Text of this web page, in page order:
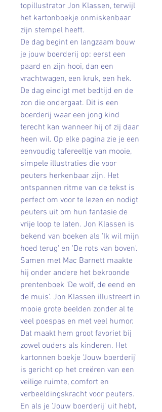
topillustrator Jon Klassen, terwijl
het kartonboekje onmiskenbaar
zijn stempel heeft.
De dag begint en langzaam bouw
je jouw boerderij op: eerst een
paard en zijn hooi, dan een
vrachtwagen, een kruk, een hek.
De dag eindigt met bedtijd en de
zon die ondergaat. Dit is een
boerderij waar een jong kind
terecht kan wanneer hij of zij daar
heen wil. Op elke pagina zie je een
eenvoudig tafereeltje van mooie,
simpele illustraties die voor
peuters herkenbaar zijn. Het
ontspannen ritme van de tekst is
perfect om voor te lezen en nodigt
peuters uit om hun fantasie de
vrije loop te laten. Jon Klassen is
bekend van boeken als 'Ik wil mijn
hoed terug' en 'De rots van boven'.
Samen met Mac Barnett maakte
hij onder andere het bekroonde
prentenboek 'De wolf, de eend en
de muis'. Jon Klassen illustreert in
mooie grote beelden zonder al te
veel poespas en met veel humor.
Dat maakt hem groot favoriet bij
zowel ouders als kinderen. Het
kartonnen boekje 'Jouw boerderij'
is gericht op het creëren van een
veilige ruimte, comfort en
verbeeldingskracht voor peuters.
En als je 'Jouw boerderij' uit hebt,